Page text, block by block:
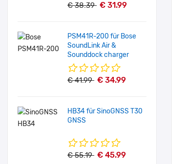
€ 38.39 € 31.99
PSM41R-200 für Bose
SoundLink Air &
Sounddock charger
€ 41.99 € 34.99
HB34 für SinoGNSS T30
GNSS
€ 55.19 € 45.99